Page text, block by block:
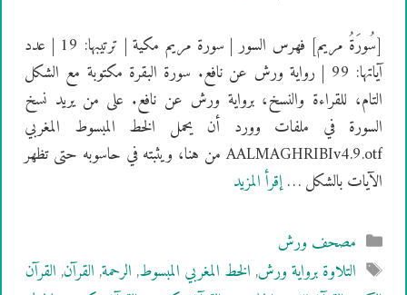
[سُورَةُ مريم] فهرس السور | سورة مريم مكية | ترتيبها: 19 | عدد
آياتها: 99 | رواية ورش عن نافع. سورة البقرة مكتوبة مع الشكل
التام، للقراءة والنسخ، برواية ورش عن نافع. على من يريد نسخ
السورة في ملفات وورد أن يحمل الخط المبسوط المغربي
AALMAGHRIBIv4.9.otf من هنا، ويثبته في حاسوبه حتى تظهر
الآيات بالشكل …إقرأ المزيد
التصنيفات
مصحف ورش
الوسوم
التلاوة برواية ورش,الخط المغربي المبسوط,الرحمة,القرآن,القرآن